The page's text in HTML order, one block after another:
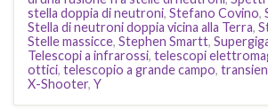
stella doppia di neutroni, Stefano Covino,
Stella di neutroni doppia vicina alla Terra,
Stelle massicce, Stephen Smartt,
Telescopi a infrarossi, telescopi
ottici, telescopio a grande campo,
X-Shooter, Y